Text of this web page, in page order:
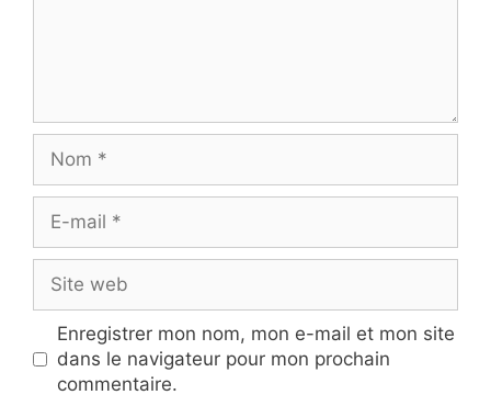
mail
web
Enregistrer mon nom, mon e-mail et mon site
dans le navigateur pour mon prochain
commentaire.